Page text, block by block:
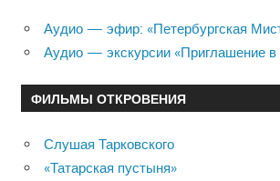
Аудио — эфир: «Петербургская
Аудио — экскурсии «Приглашение в
ФИЛЬМЫ ОТКРОВЕНИЯ
Слушая Тарковского
«Татарская пустыня»